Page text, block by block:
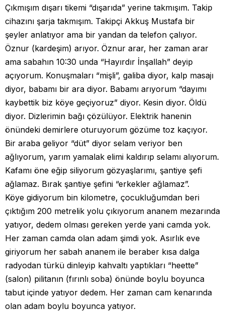
Çıkmışım dışarı tikemi “dışarıda” yerine takmışım. Takip
cihazını şarja takmışım. Takipçi Akkuş Mustafa bir
şeyler anlatıyor ama bir yandan da telefon çalıyor.
Öznur (kardeşim) arıyor. Öznur arar, her zaman arar
ama sabahın 10:30 unda “Hayırdır İnşallah” deyip
açıyorum. Konuşmaları “mişli”, galiba diyor, kalp masajı
diyor, babamı bir ara diyor. Babamı arıyorum “dayımı
kaybettik biz köye geçiyoruz” diyor. Kesin diyor. Öldü
diyor. Dizlerimin bağı çözülüyor. Elektrik hanenin
önündeki demirlere oturuyorum gözüme toz kaçıyor.
Bir araba geliyor “düt” diyor selam veriyor ben
ağlıyorum, yarım yamalak elimi kaldırıp selamı alıyorum.
Kafamı öne eğip siliyorum gözyaşlarımı, şantiye şefi
ağlamaz. Bırak şantiye şefini “erkekler ağlamaz”.
Köye gidiyorum bin kilometre, çocukluğumdan beri
çıktığım 200 metrelik yolu çıkıyorum ananem mezarında
yatıyor, dedem olması gereken yerde yani camda yok.
Her zaman camda olan adam şimdi yok. Asırlık eve
giriyorum her sabah ananem ile beraber kısa dalga
radyodan türkü dinleyip kahvaltı yaptıkları “heette”
(salon) pilitanın (fırınlı soba) önünde boylu boyunca
tabut içinde yatıyor dedem. Her zaman cam kenarında
olan adam boylu boyunca yatıyor.